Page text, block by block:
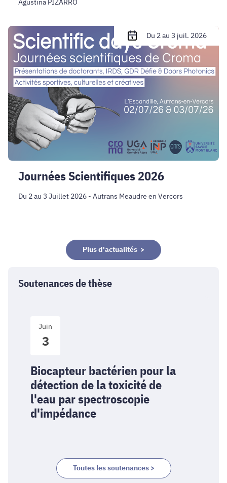
Agustina PIZARRO
Journées
Scientifiques
2026
Du 2 au 3 juil. 2026
Journées Scientifiques 2026
Du 2 au 3 Juillet 2026 - Autrans Meaudre en Vercors
Plus d'actualités >
Soutenances de thèse
bactérien
pour
détection
de
la
toxicité
de
d'impédance
Juin
3
Biocapteur bactérien pour la
détection de la toxicité de
l'eau par spectroscopie
d'impédance
Toutes les soutenances >